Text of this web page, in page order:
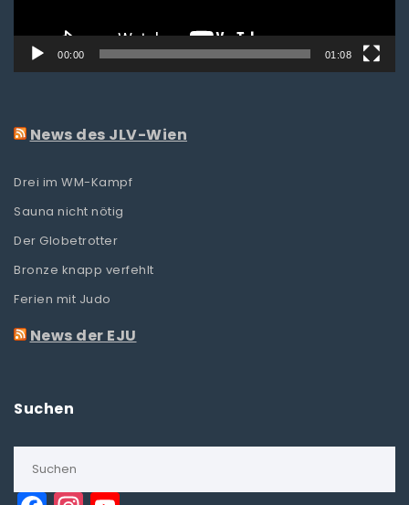
00:00 01:08
News des JLV-Wien
Drei im WM-Kampf
Sauna nicht nötig
Der Globetrotter
Bronze knapp verfehlt
Ferien mit Judo
News der EJU
Suchen